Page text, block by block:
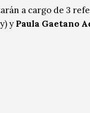
a cargo de 3
y Paula Gaetano